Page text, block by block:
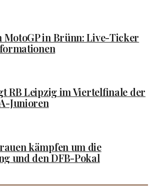
in Brünn: Live-Ticker
RB Leipzig im Viertelfinale der
Junioren
kämpfen um die
und den DFB-Pokal